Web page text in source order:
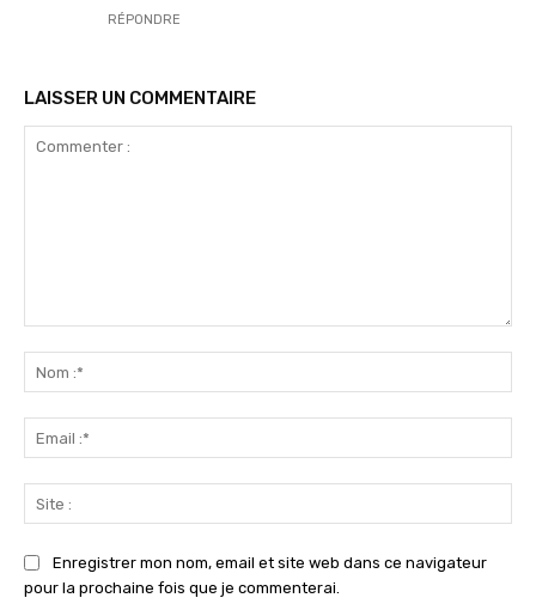
RÉPONDRE
LAISSER UN COMMENTAIRE
:*
:*
:
Enregistrer mon nom, email et site web dans ce navigateur
pour la prochaine fois que je commenterai.